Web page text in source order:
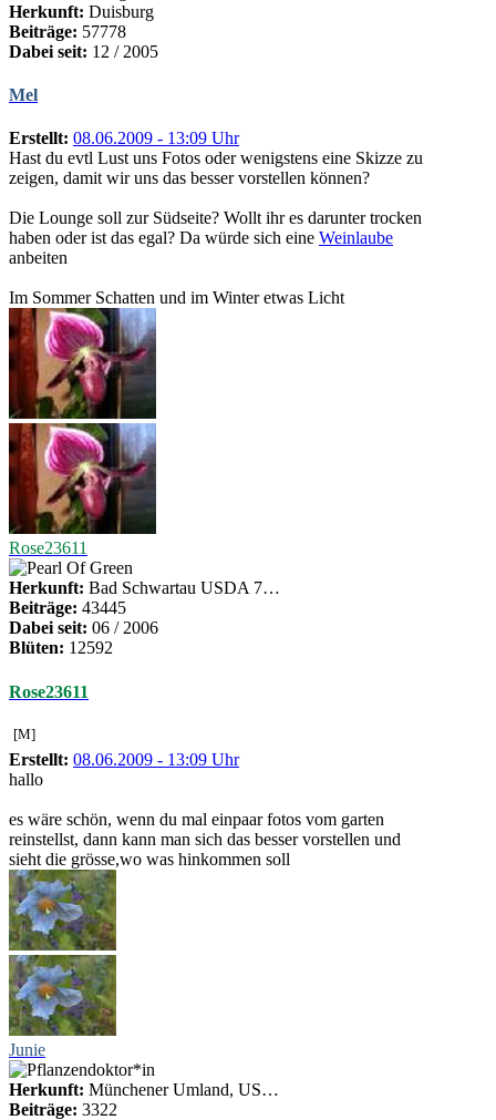
Herkunft: Duisburg
Beiträge: 57778
Dabei seit: 12 / 2005
Mel
Erstellt: 08.06.2009 - 13:09 Uhr
Hast du evtl Lust uns Fotos oder wenigstens eine Skizze zu
zeigen, damit wir uns das besser vorstellen können?
Die Lounge soll zur Südseite? Wollt ihr es darunter trocken
haben oder ist das egal? Da würde sich eine Weinlaube
anbeiten
Im Sommer Schatten und im Winter etwas Licht
Rose23611
Herkunft: Bad Schwartau USDA 7…
Beiträge: 43445
Dabei seit: 06 / 2006
Blüten: 12592
Rose23611
[M]
Erstellt: 08.06.2009 - 13:09 Uhr
hallo
es wäre schön, wenn du mal einpaar fotos vom garten
reinstellst, dann kann man sich das besser vorstellen und
sieht die grösse,wo was hinkommen soll
Junie
Herkunft: Münchener Umland, US…
Beiträge: 3322